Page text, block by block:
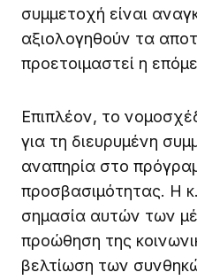
συμμετοχή είναι
αξιολογηθούν τα
προετοιμαστεί η
Επιπλέον, το
για τη διευρυμένη
αναπηρία στο
προσβασιμότητας. Η
σημασία αυτών των
προώθηση της
βελτίωση των